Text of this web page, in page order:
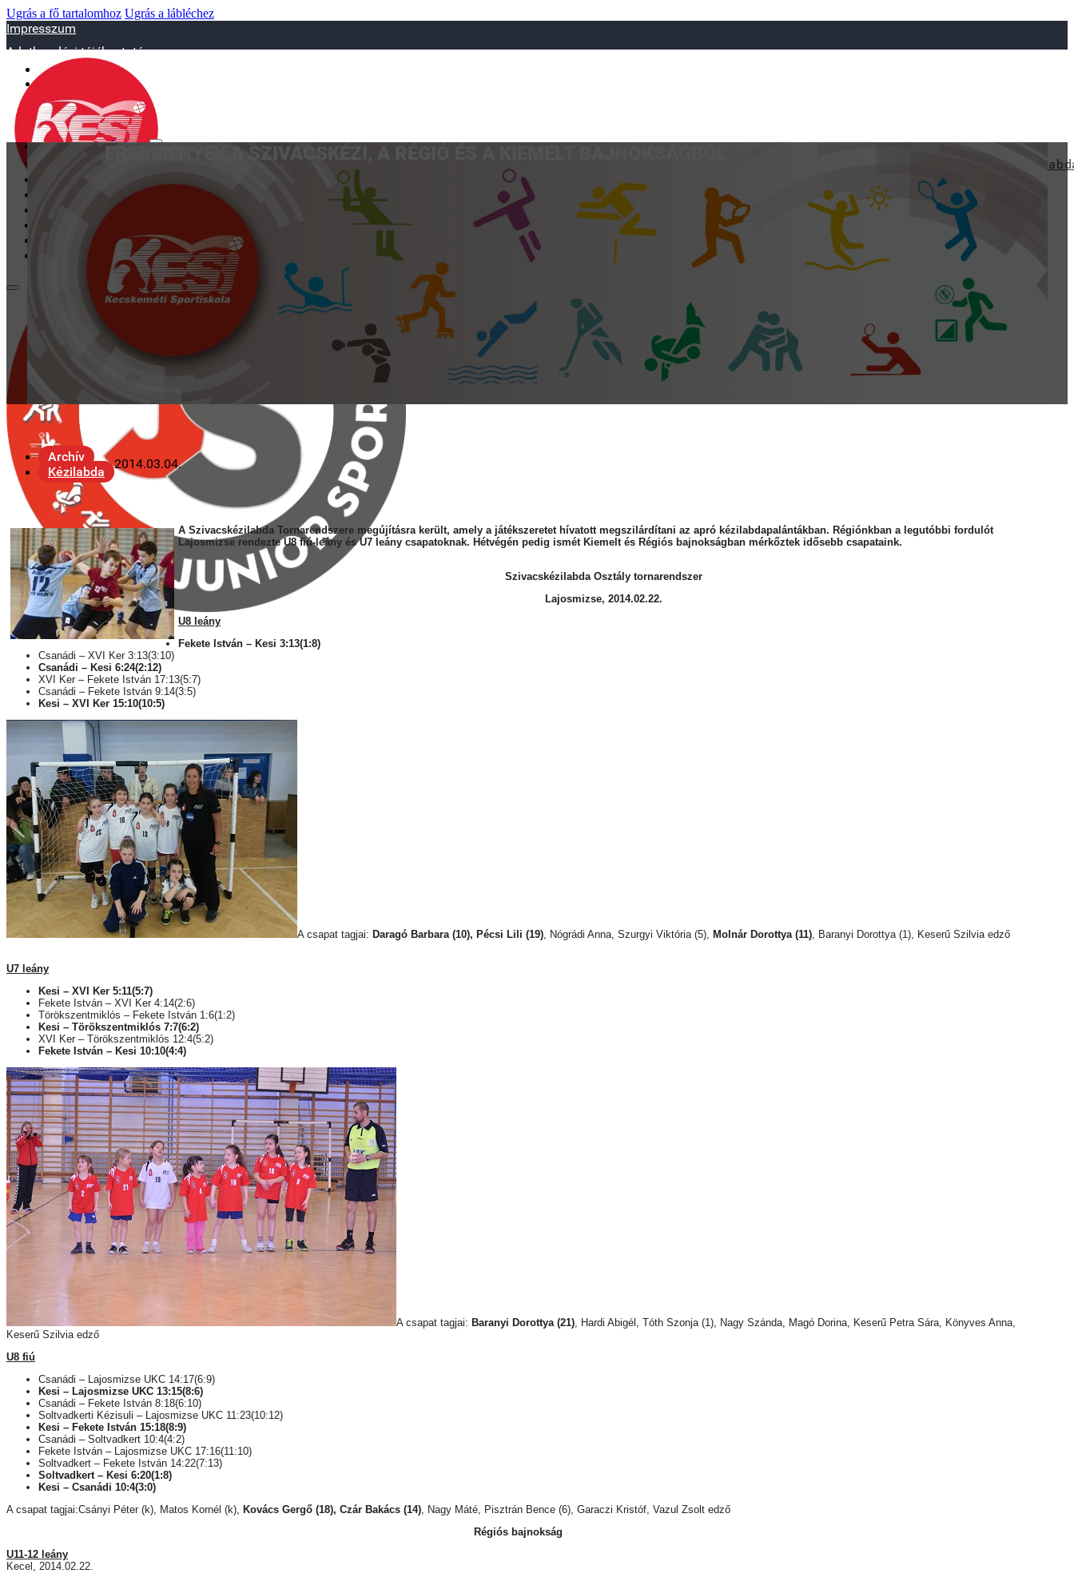
Ugrás a fő tartalomhoz Ugrás a lábléchez
Impresszum
Adatkezelési tájékoztató
sportiskola@juniorsportkft.hu
SZAKOSZTÁLYOK
KAPCSOLAT
EREDMÉNYEK A SZIVACSKÉZI, A RÉGIÓ ÉS A KIEMELT BAJNOKSÁGBÓL
Archív
Kézilabda
2014.03.04.
A Szivacskézilabda Tornarendszere megújításra került, amely a játékszeretet hívatott megszilárdítani az apró kézilabdapalántákban. Régiónkban a legutóbbi fordulót
Lajosmizse rendezte U8 fiú-leány és U7 leány csapatoknak. Hétvégén pedig ismét Kiemelt és Régiós bajnokságban mérkőztek idősebb csapataink.
Szivacskézilabda Osztály tornarendszer
Lajosmizse, 2014.02.22.
U8 leány
Fekete István – Kesi 3:13(1:8)
Csanádi – XVI Ker 3:13(3:10)
Csanádi – Kesi 6:24(2:12)
XVI Ker – Fekete István 17:13(5:7)
Csanádi – Fekete István 9:14(3:5)
Kesi – XVI Ker 15:10(10:5)
A csapat tagjai: Daragó Barbara (10), Pécsi Lili (19) , Nógrádi Anna, Szurgyi Viktória (5), Molnár Dorottya (11) , Baranyi Dorottya (1), Keserű Szilvia edző
U7 leány
Kesi – XVI Ker 5:11(5:7)
Fekete István – XVI Ker 4:14(2:6)
Törökszentmiklós – Fekete István 1:6(1:2)
Kesi – Törökszentmiklós 7:7(6:2)
XVI Ker – Törökszentmiklós 12:4(5:2)
Fekete István – Kesi 10:10(4:4)
A csapat tagjai: Baranyi Dorottya (21) , Hardi Abigél, Tóth Szonja (1), Nagy Szánda, Magó Dorina, Keserű Petra Sára, Könyves Anna,
Keserű Szilvia edző
U8 fiú
Csanádi – Lajosmizse UKC 14:17(6:9)
Kesi – Lajosmizse UKC 13:15(8:6)
Csanádi – Fekete István 8:18(6:10)
Soltvadkerti Kézisuli – Lajosmizse UKC 11:23(10:12)
Kesi – Fekete István 15:18(8:9)
Csanádi – Soltvadkert 10:4(4:2)
Fekete István – Lajosmizse UKC 17:16(11:10)
Soltvadkert – Fekete István 14:22(7:13)
Soltvadkert – Kesi 6:20(1:8)
Kesi – Csanádi 10:4(3:0)
A csapat tagjai:Csányi Péter (k), Matos Kornél (k),
Kovács Gergő (18), Czár Bakács (14) , Nagy Máté, Pisztrán Bence (6), Garaczi Kristóf, Vazul Zsolt edző
Régiós bajnokság
U11-12 leány
Kecel, 2014.02.22.